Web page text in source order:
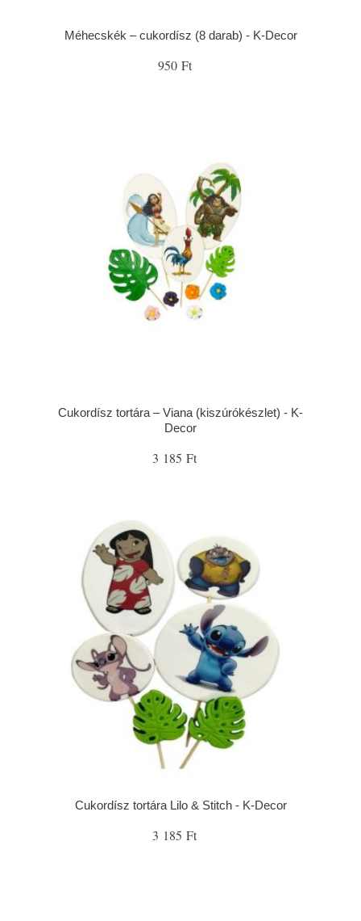
Méhecskék – cukordísz (8 darab) - K-Decor
950 Ft
Cukordísz tortára – Viana (kiszúrókészlet) - K-
Decor
3 185 Ft
Cukordísz tortára Lilo & Stitch - K-Decor
3 185 Ft